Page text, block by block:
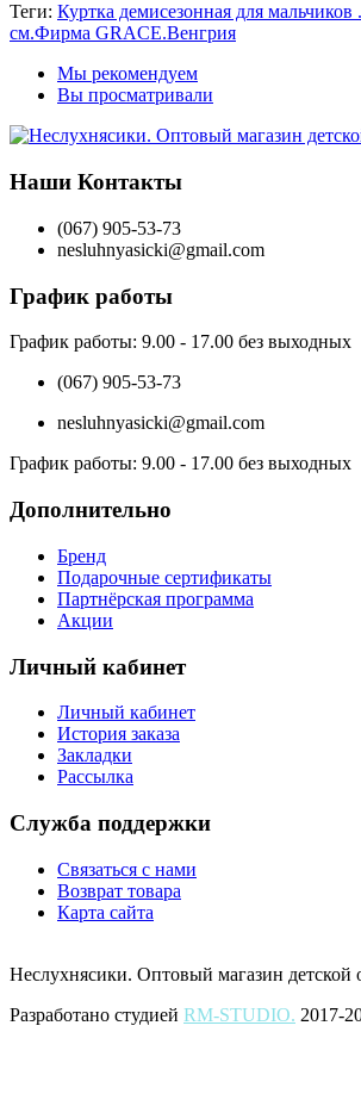
Теги: Куртка демисезонная для
см.Фирма GRACE.Венгрия
Мы рекомендуем
Вы просматривали
Наши Контакты
(067) 905-53-73
nesluhnyasicki@gmail.com
График работы
График работы: 9.00 - 17.00 без выходных
(067) 905-53-73
nesluhnyasicki@gmail.com
График работы: 9.00 - 17.00 без выходных
Дополнительно
Бренд
Подарочные сертификаты
Партнёрская программа
Акции
Личный кабинет
Личный кабинет
История заказа
Закладки
Рассылка
Служба поддержки
Связаться с нами
Возврат товара
Карта сайта
Неслухнясики. Оптовый магазин
Разработано студией RM-STUDIO. 2017-